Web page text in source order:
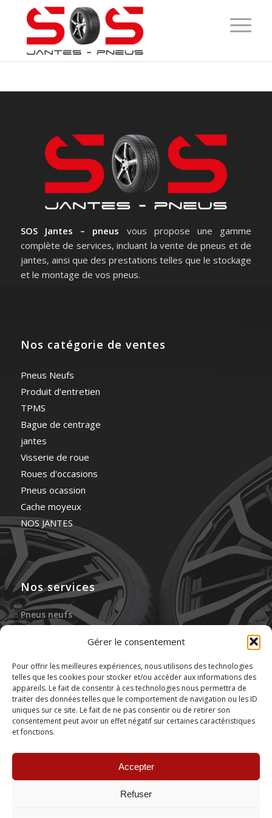
Gérer le consentement
Pour offrir les meilleures expériences, nous utilisons des technologies
telles que les cookies pour stocker et/ou accéder aux informations des
appareils. Le fait de consentir à ces technologies nous permettra de
traiter des données telles que le comportement de navigation ou les ID
uniques sur ce site. Le fait de ne pas consentir ou de retirer son
consentement peut avoir un effet négatif sur certaines caractéristiques
et fonctions.
Accepter
Refuser
SOS Jantes – pneus vous propose une gamme
complète de services, incluant la vente de pneus et de
jantes, ainsi que des prestations telles que le stockage
et le montage de vos pneus.
Nos catégorie de ventes
Pneus Neufs
Produit d'entretien
TPMS
Bague de centrage
jantes
Visserie de roue
Roues d'occasions
Pneus ocassion
Cache moyeux
NOS JANTES
Nos services
Pneus neufs
Gonflage à l’azote
Réparation des pneus
Stockage de pneus
Montage de pneus